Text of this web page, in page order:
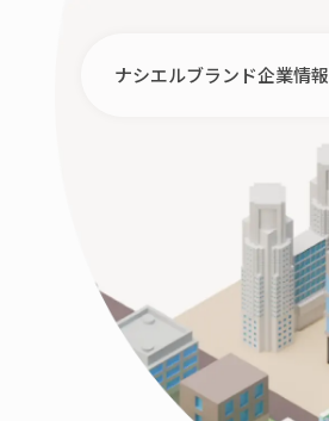
ナシエルブランド企業情報